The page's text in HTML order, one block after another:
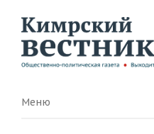
Menu
Меню